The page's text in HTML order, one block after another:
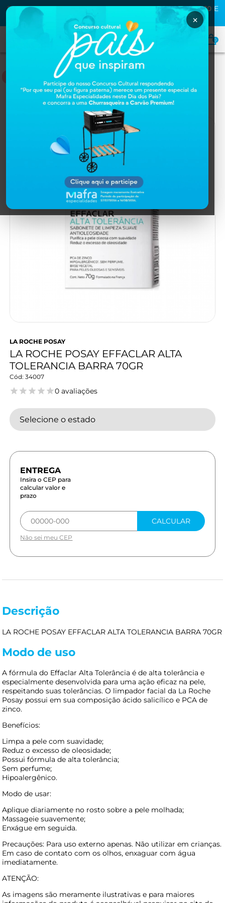
PRIMEIRA COMPRA NA MAFRA? USE O CUPOMMAFRA10 E
GANHE
0
Home
LA ROCHE POSAY
LA ROCHE POSAY EFFACLAR ALTA
TOLERANCIA BARRA 70GR
34007
0 avaliações
Selecione o estado
Insira o CEP para
calcular valor e
prazo
CALCULAR
Não sei meu CEP
Descrição
LA ROCHE POSAY EFFACLAR ALTA TOLERANCIA BARRA 70GR
Modo de uso
A fórmula do Effaclar Alta Tolerância é de alta tolerância e
especialmente desenvolvida para uma ação eficaz na pele,
respeitando suas tolerâncias. O limpador facial da La Roche
Posay possui em sua composição ácido salicílico e PCA de
zinco.
Benefícios:
Limpa a pele com suavidade;
Reduz o excesso de oleosidade;
Possui fórmula de alta tolerância;
Sem perfume;
Hipoalergênico.
Modo de usar:
Aplique diariamente no rosto sobre a pele molhada;
Massageie suavemente;
Enxágue em seguida.
Precauções: Para uso externo apenas. Não utilizar em crianças.
Em caso de contato com os olhos, enxaguar com água
imediatamente.
ATENÇÃO:
As imagens são meramente ilustrativas e para maiores
×